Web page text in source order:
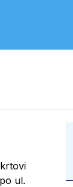
ul.